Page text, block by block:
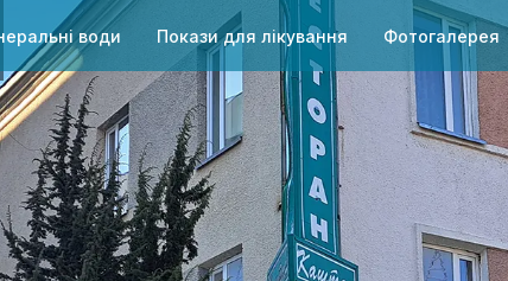
води Покази для лікування Фотогалерея